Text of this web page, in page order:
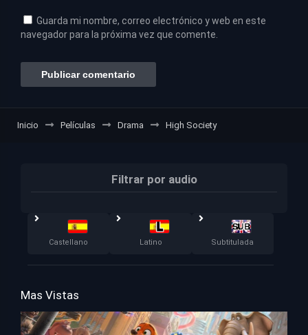
Guarda mi nombre, correo electrónico y web en este
navegador para la próxima vez que comente.
Inicio Películas Drama High Society
Filtrar por audio
Castellano Latino Subtitulada
Mas Vistas